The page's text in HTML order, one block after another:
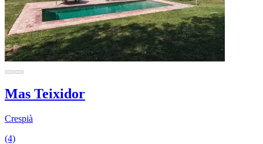
Mas Teixidor
Crespià
(4)